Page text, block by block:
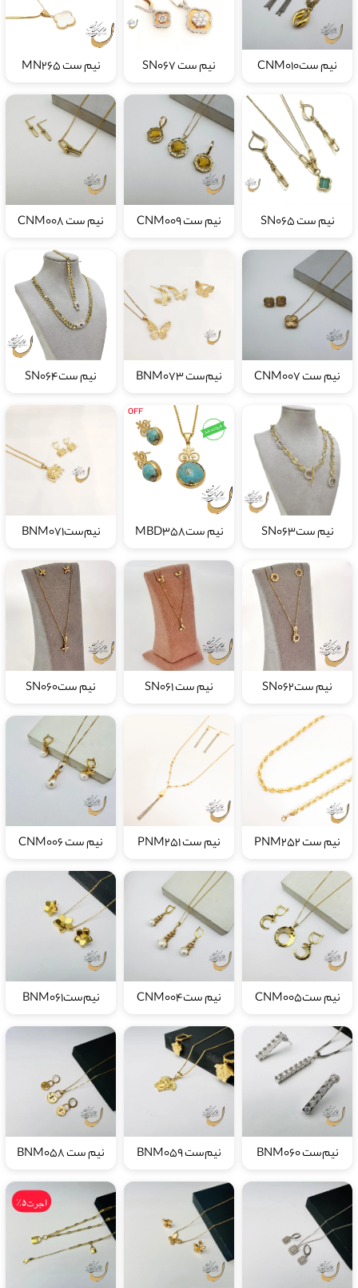
نیم ستCNM010 نیم ست SN067 نیم ست MN265
نیم ست SN065 نیم ست CNM009 نیم ست CNM008
نیم ست CNM007 نیم‌ست BNM073 نیم ستSN064
نیم ستSN063 نیم ستMBD358 نیم‌ستBNM071
نیم ستSN062 نیم ست SN061 نیم ستSN060
نیم ست PNM252 نیم ست PNM251 نیم ست CNM006
نیم ستCNM005 نیم ستCNM004 نیم‌ستBNM061
نیم‌ست BNM060 نیم‌ست BNM059 نیم ست BNM058